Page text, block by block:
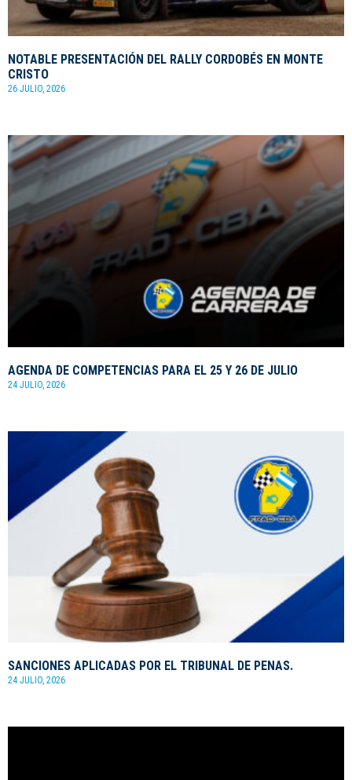
NOTABLE PRESENTACIÓN DEL RALLY CORDOBÉS EN MONTE
CRISTO
26 JULIO, 2026
AGENDA DE COMPETENCIAS PARA EL 25 Y 26 DE JULIO
24 JULIO, 2026
SANCIONES APLICADAS POR EL TRIBUNAL DE PENAS.
24 JULIO, 2026